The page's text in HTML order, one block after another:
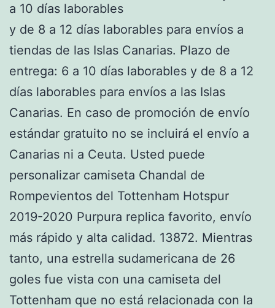
a 10 días laborables
y de 8 a 12 días laborables para envíos a
tiendas de las Islas Canarias. Plazo de
entrega: 6 a 10 días laborables y de 8 a 12
días laborables para envíos a las Islas
Canarias. En caso de promoción de envío
estándar gratuito no se incluirá el envío a
Canarias ni a Ceuta. Usted puede
personalizar camiseta Chandal de
Rompevientos del Tottenham Hotspur
2019-2020 Purpura replica favorito, envío
más rápido y alta calidad. 13872. Mientras
tanto, una estrella sudamericana de 26
goles fue vista con una camiseta del
Tottenham que no está relacionada con la